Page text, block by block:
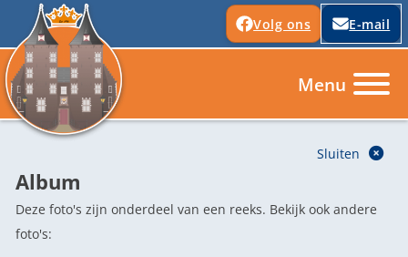
Volg ons E-mail
Album
Deze foto's zijn onderdeel van een reeks. Bekijk ook andere
foto's: